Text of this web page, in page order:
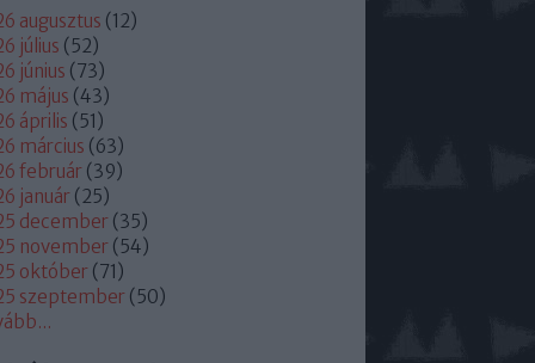
augusztus (12)
július (52)
június (73)
május (43)
április (51)
március (63)
február (39)
január (25)
december (35)
november (54)
október (71)
szeptember (50)
...